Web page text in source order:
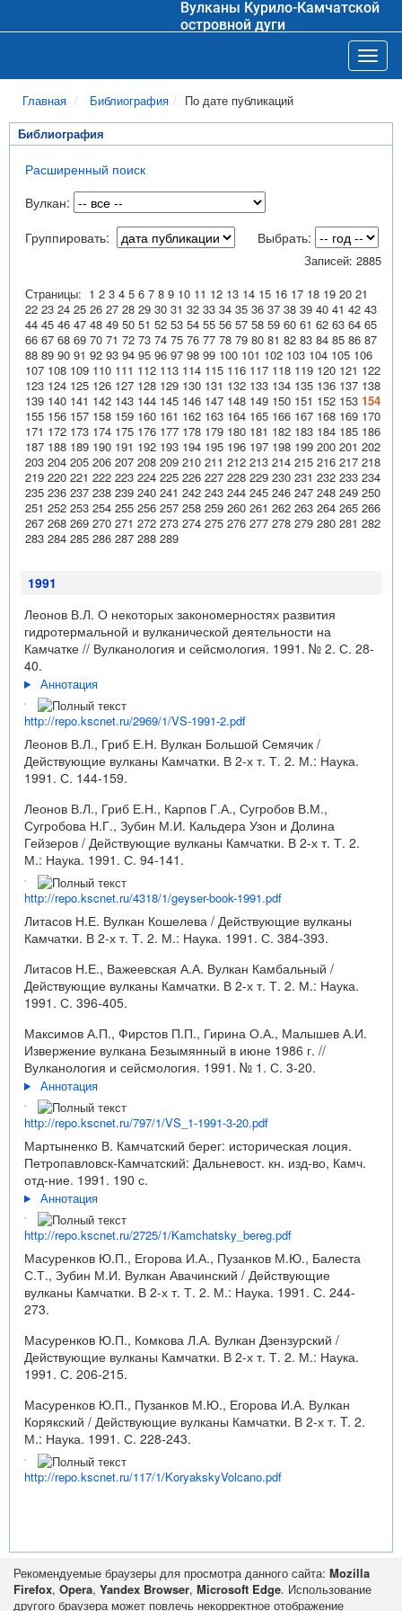
Вулканы Курило-Камчатской
островной дуги
Главная Библиография По дате публикаций
Библиография
Расширенный поиск
Вулкан:
Группировать:
Выбрать:
Записей: 2885
Страницы: 1 2 3 4 5 6 7 8 9 10 11 12 13 14 15 16 17 18 19 20 21
22 23 24 25 26 27 28 29 30 31 32 33 34 35 36 37 38 39 40 41 42 43
44 45 46 47 48 49 50 51 52 53 54 55 56 57 58 59 60 61 62 63 64 65
66 67 68 69 70 71 72 73 74 75 76 77 78 79 80 81 82 83 84 85 86 87
88 89 90 91 92 93 94 95 96 97 98 99 100 101 102 103 104 105 106
107 108 109 110 111 112 113 114 115 116 117 118 119 120 121 122
123 124 125 126 127 128 129 130 131 132 133 134 135 136 137 138
139 140 141 142 143 144 145 146 147 148 149 150 151 152 153 154
155 156 157 158 159 160 161 162 163 164 165 166 167 168 169 170
171 172 173 174 175 176 177 178 179 180 181 182 183 184 185 186
187 188 189 190 191 192 193 194 195 196 197 198 199 200 201 202
203 204 205 206 207 208 209 210 211 212 213 214 215 216 217 218
219 220 221 222 223 224 225 226 227 228 229 230 231 232 233 234
235 236 237 238 239 240 241 242 243 244 245 246 247 248 249 250
251 252 253 254 255 256 257 258 259 260 261 262 263 264 265 266
267 268 269 270 271 272 273 274 275 276 277 278 279 280 281 282
283 284 285 286 287 288 289
1991
Леонов В.Л. О некоторых закономерностях развития
гидротермальной и вулканической деятельности на
Камчатке // Вулканология и сейсмология. 1991. № 2. С. 28-
40.
Аннотация
http://repo.kscnet.ru/2969/1/VS-1991-2.pdf
Леонов В.Л., Гриб Е.Н. Вулкан Большой Семячик /
Действующие вулканы Камчатки. В 2-х т. Т. 2. М.: Наука.
1991. С. 144-159.
Леонов В.Л., Гриб Е.Н., Карпов Г.А., Сугробов В.М.,
Сугробова Н.Г., Зубин М.И. Кальдера Узон и Долина
Гейзеров / Действующие вулканы Камчатки. В 2-х т. Т. 2.
М.: Наука. 1991. С. 94-141.
http://repo.kscnet.ru/4318/1/geyser-book-1991.pdf
Литасов Н.Е. Вулкан Кошелева / Действующие вулканы
Камчатки. В 2-х т. Т. 2. М.: Наука. 1991. С. 384-393.
Литасов Н.Е., Важеевская А.А. Вулкан Камбальный /
Действующие вулканы Камчатки. В 2-х т. Т. 2. М.: Наука.
1991. С. 396-405.
Максимов А.П., Фирстов П.П., Гирина О.А., Малышев А.И.
Извержение вулкана Безымянный в июне 1986 г. //
Вулканология и сейсмология. 1991. № 1. С. 3-20.
Аннотация
http://repo.kscnet.ru/797/1/VS_1-1991-3-20.pdf
Мартыненко В. Камчатский берег: историческая лоция.
Петропавловск-Камчатский: Дальневост. кн. изд-во, Камч.
отд-ние. 1991. 190 с.
Аннотация
http://repo.kscnet.ru/2725/1/Kamchatsky_bereg.pdf
Масуренков Ю.П., Егорова И.А., Пузанков М.Ю., Балеста
С.Т., Зубин М.И. Вулкан Авачинский / Действующие
вулканы Камчатки. В 2-х т. Т. 2. М.: Наука. 1991. С. 244-
273.
Масуренков Ю.П., Комкова Л.А. Вулкан Дзензурский /
Действующие вулканы Камчатки. В 2-х т. Т. 2. М.: Наука.
1991. С. 206-215.
Масуренков Ю.П., Пузанков М.Ю., Егорова И.А. Вулкан
Корякский / Действующие вулканы Камчатки. В 2-х т. T. 2.
М.: Наука. 1991. С. 228-243.
http://repo.kscnet.ru/117/1/KoryakskyVolcano.pdf
Рекомендуемые браузеры для просмотра данного сайта: Mozilla
Firefox, Opera, Yandex Browser, Microsoft Edge. Использование
другого браузера может повлечь некорректное отображение